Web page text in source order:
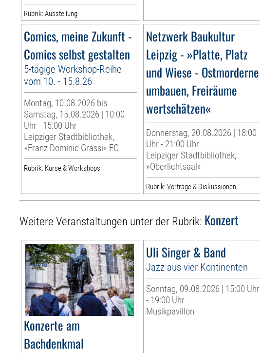
Rubrik: Ausstellung
Comics, meine Zukunft -
Comics selbst gestalten
5-tägige Workshop-Reihe
vom 10. - 15.8.26
Montag, 10.08.2026 bis
Samstag, 15.08.2026 | 10:00
Uhr - 15:00 Uhr
Leipziger Stadtbibliothek,
»Franz Dominic Grassi« EG
Rubrik: Kurse & Workshops
Netzwerk Baukultur
Leipzig - »Platte, Platz
und Wiese - Ostmorderne
umbauen, Freiräume
wertschätzen«
Donnerstag, 20.08.2026 | 18:00
Uhr - 21:00 Uhr
Leipziger Stadtbibliothek,
»Oberlichtsaal»
Rubrik: Vorträge & Diskussionen
Weitere Veranstaltungen unter der Rubrik: Konzert
Konzerte am
Bachdenkmal
Uli Singer & Band
Jazz aus vier Kontinenten
Sonntag, 09.08.2026 | 15:00 Uhr
- 19:00 Uhr
Musikpavillon